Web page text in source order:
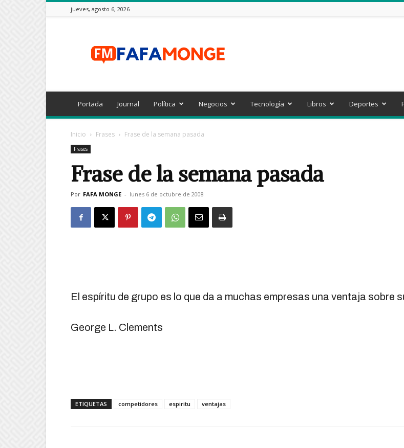
jueves, agosto 6, 2026
Portada Journal Política Negocios Tecnología Libros Deportes
Inicio Frases Frase de la semana pasada
Frases
Frase de la semana pasada
Por FAFA MONGE - lunes 6 de octubre de 2008
El espíritu de grupo es lo que da a muchas empresas una ventaja sobre
George L. Clements
ETIQUETAS competidores espiritu ventajas